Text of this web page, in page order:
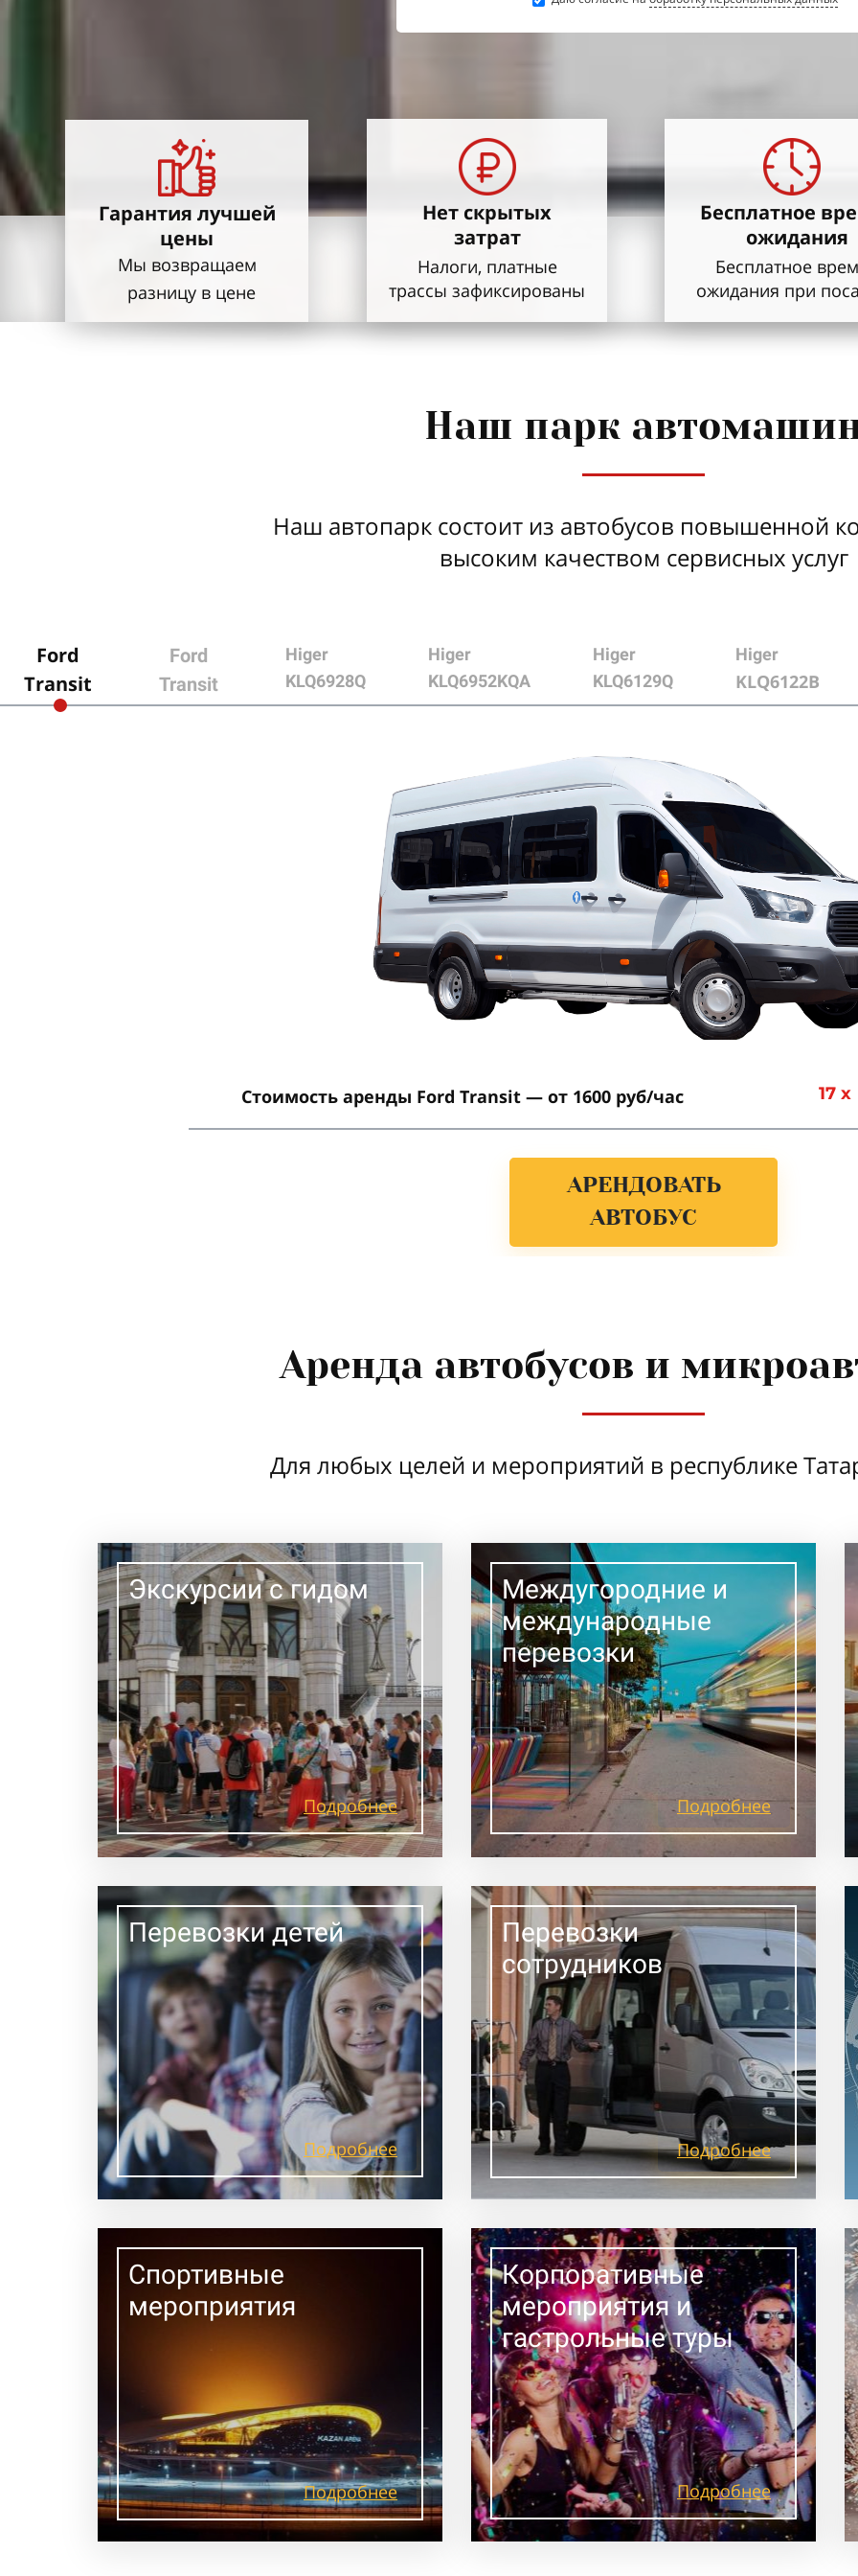
Гарантия лучшей
цены
Мы возвращаем
разницу в цене
Нет скрытых
затрат
Налоги, платные
трассы зафиксированы
Бесплатное
ожидания
Бесплатное
ожидания при
Наш парк
Наш автопарк состоит из автобусов повышенной
высоким качеством сервисных услуг
Ford
Transit
Ford
Transit
Higer
KLQ6928Q
Higer
KLQ6952KQA
Higer
KLQ6129Q
Higer
KLQ6122B
Стоимость аренды Ford Transit — от 1600 руб/час 17 x
АРЕНДОВАТЬ
АВТОБУС
Аренда автобусов и
Для любых целей и мероприятий в республике
Экскурсии с гидом
Подробнее
Междугородние и
международные
перевозки
Подробнее
Перевозки детей
Подробнее
Перевозки
сотрудников
Подробнее
Спортивные
мероприятия
Подробнее
Корпоративные
мероприятия и
гастрольные туры
Подробнее